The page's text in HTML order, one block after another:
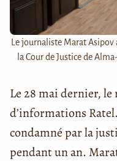
Le journaliste Marat
la Cour de Justice de
Le 28 mai dernier,
d’informations
condamné par la
pendant un an.